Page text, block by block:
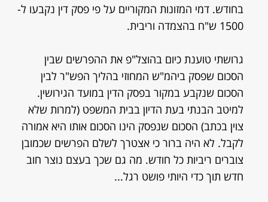
בחודש. דמי המזונות המקוריים על פי פסק דין נקבעו ל-
1500 ש"ח בהצמדה וריבית.
גרושתי טוענת כיום בהוצל"פ את ההפרשים שבין
הסכום שפסק ביהמ"ש המחוזי בהליך הפש"ר לבין
הסכום שנקבע במקור בפסק הדין במועד הגירושין.
למיטב הבנתי בעת הדיון בבית המשפט (למרות שלא
צוין בכתב) הסכום שנפסק הינו הסכום אותו היא אמורה
לקבל. לא היה ברור כי אצטרך לשלם הפרשים שכמובן
צוברים ריביות כל חודש. מה גם שכך בעצם נוצר חוב
חדש תוך כדי היותי פושט רגל...